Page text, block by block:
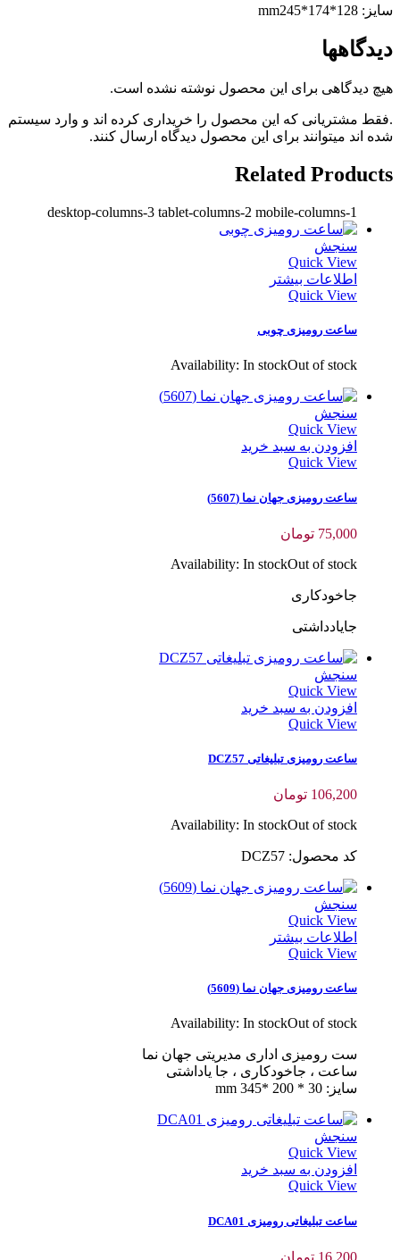
سایز: 128*174*mm245
دیدگاهها
هیچ دیدگاهی برای این محصول نوشته نشده است.
.فقط مشتریانی که این محصول را خریداری کرده اند و وارد سیستم
شده اند میتوانند برای این محصول دیدگاه ارسال کنند.
Related Products
desktop-columns-3 tablet-columns-2 mobile-columns-1
سنجش
Quick View
اطلاعات بیشتر
Quick View
ساعت رومیزی چوبی
Availability: In stockOut of stock
سنجش
Quick View
افزودن به سبد خرید
Quick View
ساعت رومیزی جهان نما (5607)
75,000 تومان
Availability: In stockOut of stock
جاخودکاری
جایادداشتی
سنجش
Quick View
افزودن به سبد خرید
Quick View
ساعت رومیزی تبلیغاتی DCZ57
106,200 تومان
Availability: In stockOut of stock
کد محصول: DCZ57
سنجش
Quick View
اطلاعات بیشتر
Quick View
ساعت رومیزی جهان نما (5609)
Availability: In stockOut of stock
ست رومیزی اداری مدیریتی جهان نما
ساعت ، جاخودکاری ، جا یاداشتی
سایز: 30 * 200 *345 mm
سنجش
Quick View
افزودن به سبد خرید
Quick View
ساعت تبلیغاتی رومیزی DCA01
16,200 تومان